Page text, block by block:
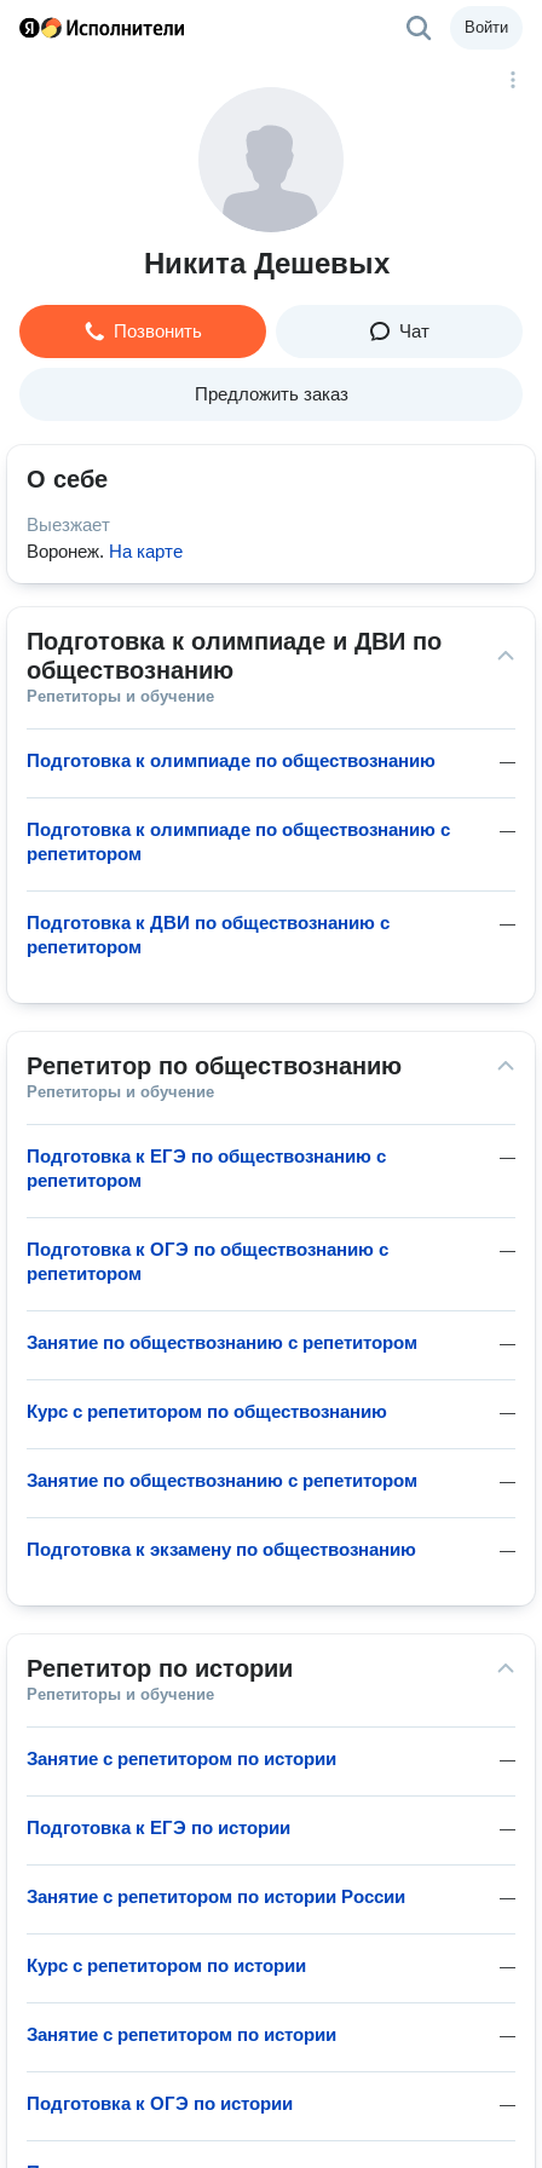
Войти
Никита Дешевых
Позвонить Чат
Предложить заказ
О себе
Выезжает
Воронеж. На карте
Подготовка к олимпиаде и ДВИ по
обществознанию
Репетиторы и обучение
—
Подготовка к олимпиаде по обществознанию
—
Подготовка к олимпиаде по обществознанию с
репетитором
—
Подготовка к ДВИ по обществознанию с
репетитором
Репетитор по обществознанию
Репетиторы и обучение
—
Подготовка к ЕГЭ по обществознанию с
репетитором
—
Подготовка к ОГЭ по обществознанию с
репетитором
—
Занятие по обществознанию с репетитором
—
Курс с репетитором по обществознанию
—
Занятие по обществознанию с репетитором
—
Подготовка к экзамену по обществознанию
Репетитор по истории
Репетиторы и обучение
—
Занятие с репетитором по истории
—
Подготовка к ЕГЭ по истории
—
Занятие с репетитором по истории России
—
Курс с репетитором по истории
—
Занятие с репетитором по истории
—
Подготовка к ОГЭ по истории